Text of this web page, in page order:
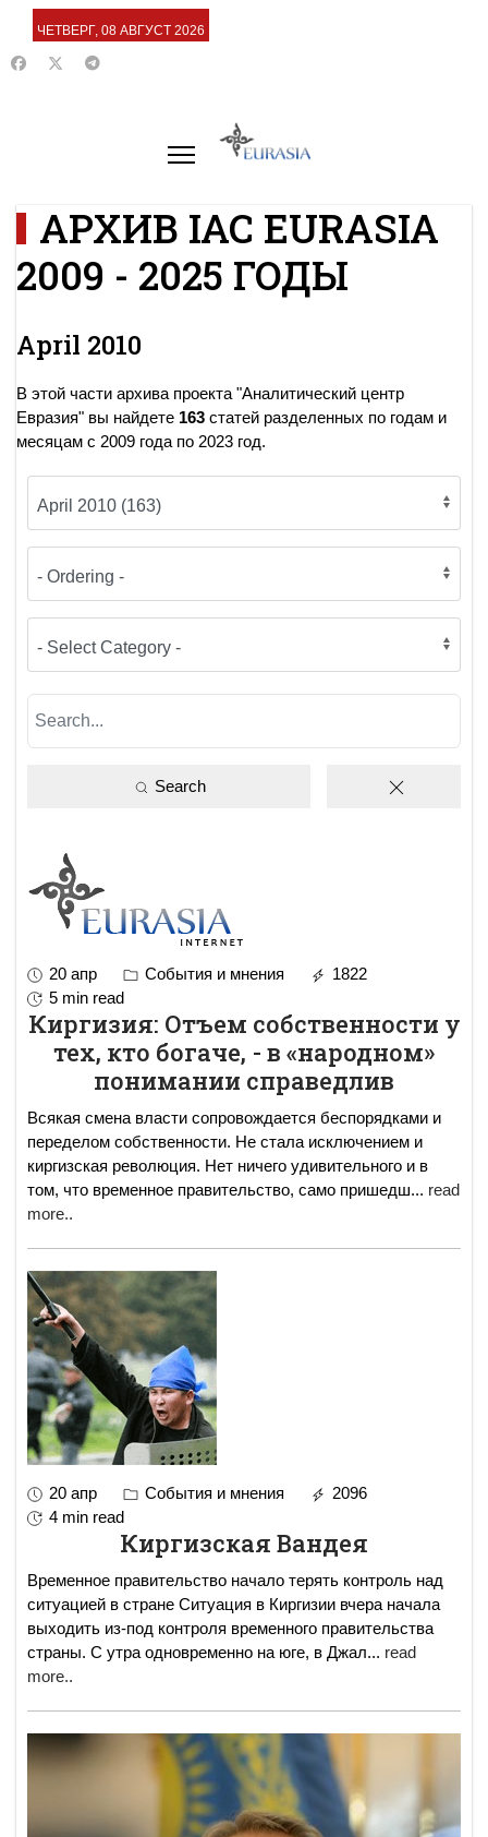
ЧЕТВЕРГ, 08 АВГУСТ 2026
АРХИВ IAC EURASIA
2009 - 2025 ГОДЫ
April 2010
В этой части архива проекта "Аналитический центр
Евразия" вы найдете 163 статей разделенных по годам и
месяцам с 2009 года по 2023 год.
Search
20 апр События и мнения
1822
5 min read
Киргизия: Отъем собственности у
тех, кто богаче, - в «народном»
понимании справедлив
Всякая смена власти сопровождается беспорядками и
переделом собственности. Не стала исключением и
киргизская революция. Нет ничего удивительного и в
том, что временное правительство, само пришедш... read
more..
20 апр События и мнения
2096
4 min read
Киргизская Вандея
Временное правительство начало терять контроль над
ситуацией в стране Ситуация в Киргизии вчера начала
выходить из-под контроля временного правительства
страны. С утра одновременно на юге, в Джал... read
more..